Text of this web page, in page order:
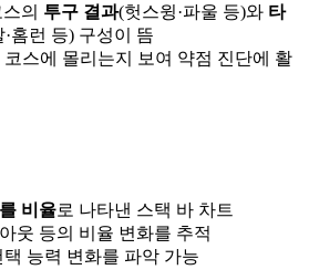
의 투구 결과(헛스윙·파울 등)와 타
·홈런 등) 구성이 뜸
코스에 몰리는지 보여 약점 진단에 활
비율로 나타낸 스택 바 차트
웃 등의 비율 변화를 추적
택 능력 변화를 파악 가능